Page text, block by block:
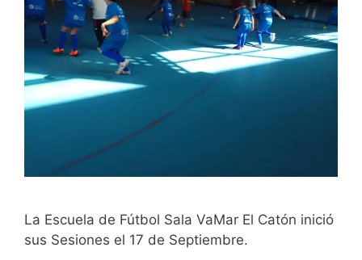
La Escuela de Fútbol Sala VaMar El Catón inició
sus Sesiones el 17 de Septiembre.